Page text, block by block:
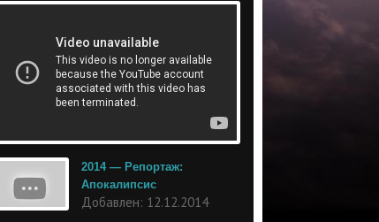
2014 — Репортаж:
Апокалипсис
Добавлен: 12.12.2014